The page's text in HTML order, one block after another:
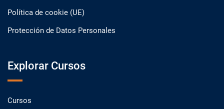
Política de cookie (UE)
Protección de Datos Personales
Explorar Cursos
Cursos